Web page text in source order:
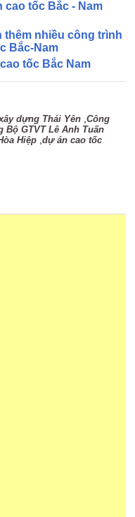
cao tốc Bắc - Nam
thêm nhiều công trình
Bắc-Nam
tốc Bắc Nam
dựng Thái Yên ,Công
Bộ GTVT Lê Anh Tuấn
Hiệp ,dự án cao tốc